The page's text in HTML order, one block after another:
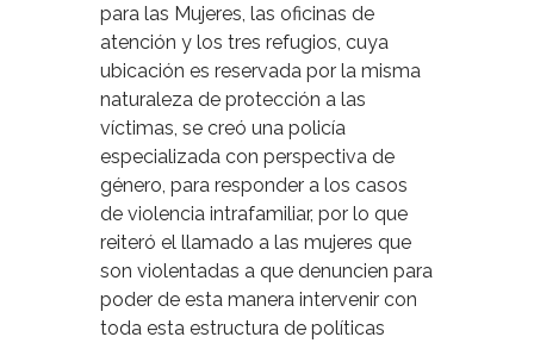
para las Mujeres, las oficinas de
atención y los tres refugios, cuya
ubicación es reservada por la misma
naturaleza de protección a las
víctimas, se creó una policía
especializada con perspectiva de
género, para responder a los casos
de violencia intrafamiliar, por lo que
reiteró el llamado a las mujeres que
son violentadas a que denuncien para
poder de esta manera intervenir con
toda esta estructura de políticas